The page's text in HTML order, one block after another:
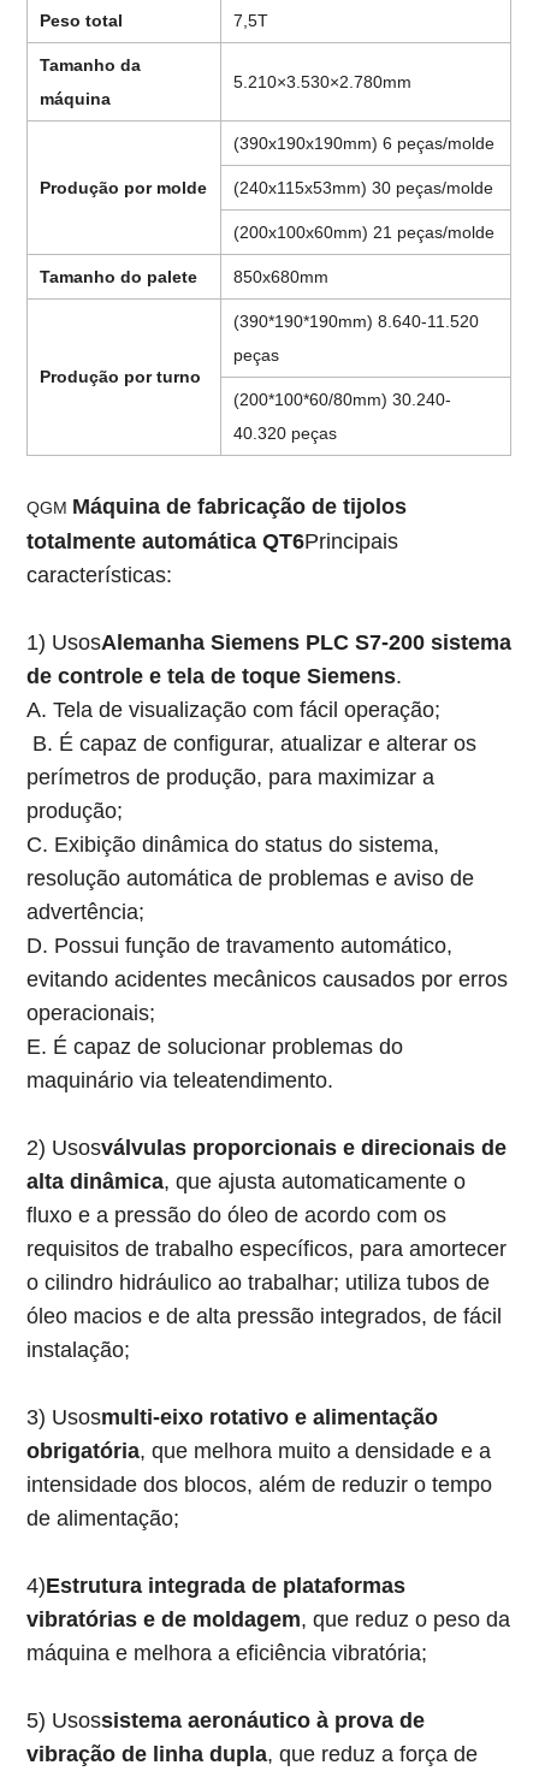
Peso total 7,5T
Tamanho da
máquina
5.210×3.530×2.780mm
Produção por molde
(390x190x190mm) 6 peças/molde
(240x115x53mm) 30 peças/molde
(200x100x60mm) 21 peças/molde
Tamanho do palete 850x680mm
Produção por turno
(390*190*190mm) 8.640-11.520
peças
(200*100*60/80mm) 30.240-
40.320 peças
QGM Máquina de fabricação de tijolos
totalmente automática QT6Principais
características:
1) UsosAlemanha Siemens PLC S7-200 sistema
de controle e tela de toque Siemens.
A. Tela de visualização com fácil operação;
B. É capaz de configurar, atualizar e alterar os
perímetros de produção, para maximizar a
produção;
C. Exibição dinâmica do status do sistema,
resolução automática de problemas e aviso de
advertência;
D. Possui função de travamento automático,
evitando acidentes mecânicos causados ​​por erros
operacionais;
E. É capaz de solucionar problemas do
maquinário via teleatendimento.
2) Usosválvulas proporcionais e direcionais de
alta dinâmica, que ajusta automaticamente o
fluxo e a pressão do óleo de acordo com os
requisitos de trabalho específicos, para amortecer
o cilindro hidráulico ao trabalhar; utiliza tubos de
óleo macios e de alta pressão integrados, de fácil
instalação;
3) Usosmulti-eixo rotativo e alimentação
obrigatória, que melhora muito a densidade e a
intensidade dos blocos, além de reduzir o tempo
de alimentação;
4)Estrutura integrada de plataformas
vibratórias e de moldagem, que reduz o peso da
máquina e melhora a eficiência vibratória;
5) Usossistema aeronáutico à prova de
vibração de linha dupla, que reduz a força de